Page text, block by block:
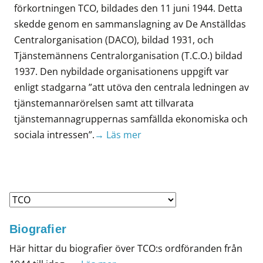
Biografier
Här hittar du biografier över TCO:s ordföranden från
förkortningen TCO, bildades den 11 juni 1944. Detta
skedde genom en sammanslagning av De Anställdas
Centralorganisation (DACO), bildad 1931, och
Tjänstemännens Centralorganisation (T.C.O.) bildad
1937. Den nybildade organisationens uppgift var
enligt stadgarna ”att utöva den centrala ledningen av
tjänstemannarörelsen samt att tillvarata
tjänstemannagruppernas samfällda ekonomiska och
sociala intressen”.→ Läs mer